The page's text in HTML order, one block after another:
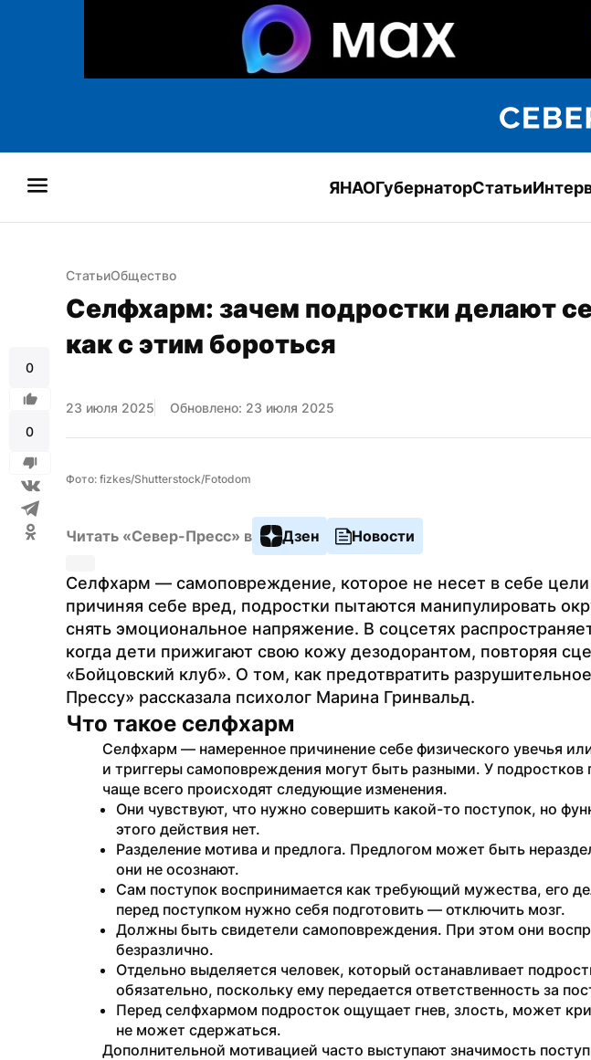
ЯНАОГубернаторСтатьи
0
0
СтатьиОбщество
Селфхарм: зачем подростки делают
как с этим бороться
23 июля 2025 Обновлено: 23 июля 2025
Фото: fizkes/Shutterstock/Fotodom
Читать «Север-Пресс» в Дзен Новости
Селфхарм — самоповреждение, которое не несет в себе
причиняя себе вред, подростки пытаются манипулировать
снять эмоциональное напряжение. В соцсетях
когда дети прижигают свою кожу дезодорантом, повторяя
«Бойцовский клуб». О том, как предотвратить
Прессу» рассказала психолог Марина Гринвальд.
Что такое селфхарм
Селфхарм — намеренное причинение себе физического увечья
и триггеры самоповреждения могут быть разными. У
чаще всего происходят следующие изменения.
Они чувствуют, что нужно совершить какой-то поступок, но
этого действия нет.
Разделение мотива и предлога. Предлогом может быть
они не осознают.
Сам поступок воспринимается как требующий мужества, его
перед поступком нужно себя подготовить — отключить мозг.
Должны быть свидетели самоповреждения. При этом они
безразлично.
Отдельно выделяется человек, который останавливает
обязательно, поскольку ему передается ответственность за
Перед селфхармом подросток ощущает гнев, злость, может
не может сдержаться.
Дополнительной мотивацией часто выступают значимость